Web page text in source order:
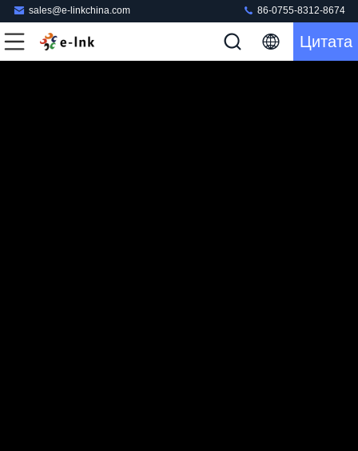
sales@e-linkchina.com 86-0755-8312-8674
Цитата